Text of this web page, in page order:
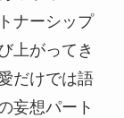
ナーシップ
上がってき
だけでは語
妄想パート